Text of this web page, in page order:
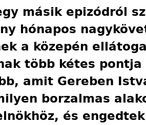
másik epizódról
hónapos
a közepén
több kétes
amit Gereben
borzalmas
és